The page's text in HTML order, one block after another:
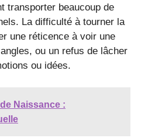
transporter beaucoup de
La difficulté à tourner la
une réticence à voir une
ou un refus de lâcher
ou idées.
Naissance :